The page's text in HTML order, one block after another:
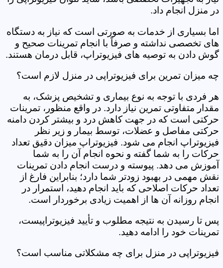
در منزل انجام داد.
اما بسیاری از خدمات به صورتی است که نیاز به دستگاه
های تخصصی نداشته و صرفاً با انجام تمرینات صحیح و
گوش دادن به توصیه های فیزیوتراپ، قابل درمان هستند.
چه میزان تمرین برای فیزیوتراپی در منزل لازم است؟
هر فردی با توجه به نوع بیماری و تشخیص پزشک، به
مقدار متفاوتی تمرین نیاز دارد. در واقع منظور، تمرینات
حرکتی است که در جهت کاهش درد و بیشتر کردن دامنه
حرکتی مفاصل و عضلات، توسط بیمار و زیر نظر
فیزیوتراپ انجام می شود. فیزیوتراپ میزان دقیق تعداد
حرکات را به شما گفته و نحوه انجام آن را به شما
آموزش می دهد. پیوسته و درست انجام دادن تمرینات
نقش مهمی در بهبود زودتر شما دارد؛ بنابراین فارغ از
تعداد حرکات اصلاحی که باید انجام دهید، استمرار در
انجام روزانه آن ها از اهمیت زیادی برخوردار است.
پس تا رسیدن به نتیجه مطلوب و تأیید فیزیوتراپیست،
تمرینات خود را ادامه دهید.
فیزیوتراپی در منزل برای چه مشکلاتی مناسب است؟